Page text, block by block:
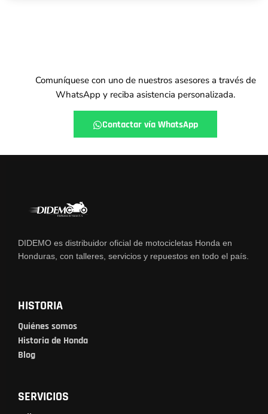
Comuníquese con uno de nuestros asesores a través de
WhatsApp y reciba asistencia personalizada.
Contactar vía WhatsApp
DIDEMO es distribuidor oficial de motocicletas Honda en
Honduras, con talleres, servicios y repuestos en todo el país.
HISTORIA
Quiénes somos
Historia de Honda
Blog
SERVICIOS